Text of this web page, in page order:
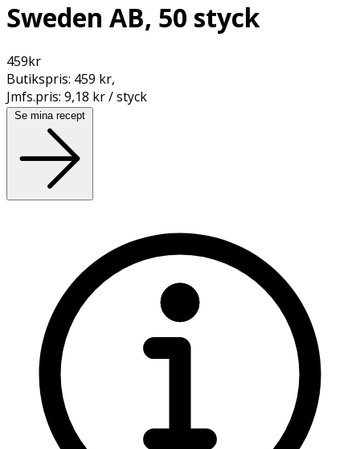
Sweden AB, 50 styck
459kr
Butikspris: 459 kr,
Jmfs.pris: 9,18 kr / styck
Se mina recept